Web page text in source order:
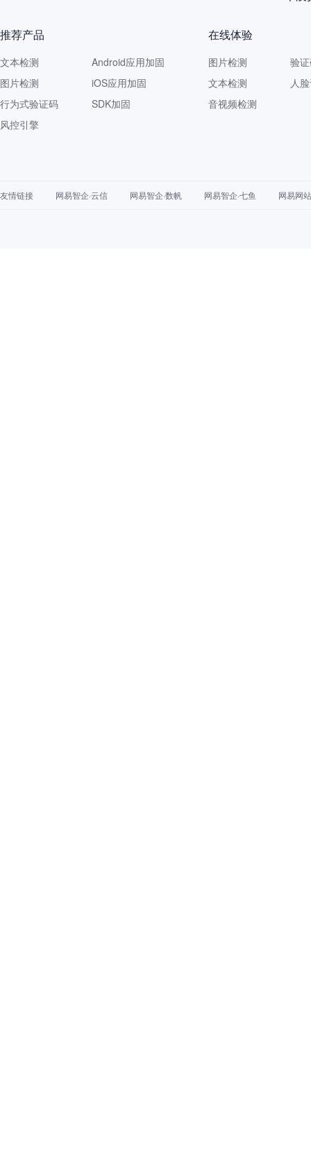
推荐产品
文本检测
图片检测
行为式验证码
风控引擎
Android应用加固
iOS应用加固
SDK加固
在线体验
图片检测
文本检测
音视频检测
验
人
友情链接 网易智企·云信 网易智企·数帆 网易智企·七鱼 网易网